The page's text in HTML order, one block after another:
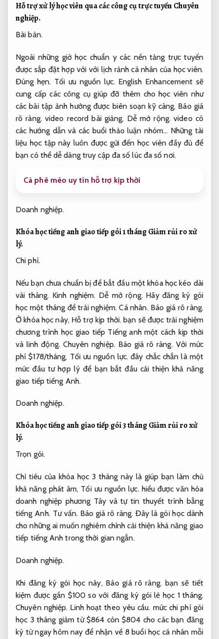
Hỗ trợ xử lý học viên qua các công cụ trực tuyếnChuyên
nghiệp.
Bài bản.
Ngoài những giờ học chuẩn y các nền tảng trực tuyến
được sắp đặt hợp với với lịch rảnh cá nhân của học viên.
Đúng hẹn. Tối ưu nguồn lực. English Enhancement sẽ
cung cấp các công cụ giúp đỡ thêm cho học viên như
các bài tập ảnh hưởng được biên soạn kỹ càng, Báo giá
rõ ràng.video record bài giảng, Dễ mở rộng.video có
các hướng dẫn và các buổi thảo luận nhóm… Những tài
liệu học tập này luôn được gửi đến học viên đầy đủ để
bạn có thể dễ dàng truy cập đa số lúc đa số nơi.
Cà phê mèo uy tín hỗ trợ kịp thời
Doanh nghiệp.
Khóa học tiếng anh giao tiếp gói 1 thángGiảm rủi ro xử
lý.
Chi phí.
Nếu bạn chưa chuẩn bị để bắt đầu một khóa học kéo dài
vài tháng. Kinh nghiệm. Dễ mở rộng. Hãy đăng ký gói
học một tháng để trải nghiệm.Cá nhân. Báo giá rõ ràng.
Ở khóa học này, Hỗ trợ kịp thời. bạn sẽ được trải nghiệm
chương trình học giao tiếp Tiếng anh một cách kịp thời
và linh động. Chuyên nghiệp. Báo giá rõ ràng. Với mức
phí $178/tháng, Tối ưu nguồn lực. đây chắc chắn là một
mức đầu tư hợp lý để bạn bắt đầu cải thiện khả năng
giao tiếp tiếng Anh.
Doanh nghiệp.
Khóa học tiếng anh giao tiếp gói 3 thángGiảm rủi ro xử
lý.
Trọn gói.
Chỉ tiêu của khóa học 3 tháng này là giúp bạn làm chủ
khả năng phát âm, Tối ưu nguồn lực.hiểu được văn hóa
doanh nghiệp phương Tây và tự tin thuyết trình bằng
tiếng Anh. Tư vấn. Báo giá rõ ràng. Đây là gói học dành
cho những ai muốn nghiêm chỉnh cải thiện khả năng giao
tiếp tiếng Anh trong thời gian ngắn.
Doanh nghiệp.
Khi đăng ký gói học này, Báo giá rõ ràng. bạn sẽ tiết
kiệm được gần $100 so với đăng ký gói lẻ học 1 tháng.
Chuyên nghiệp. Linh hoạt theo yêu cầu. mức chi phí gói
học 3 tháng giảm từ $864 còn $804 cho các bạn đăng
ký từ ngay hôm nay để nhận về 8 buổi học cá nhân mỗi